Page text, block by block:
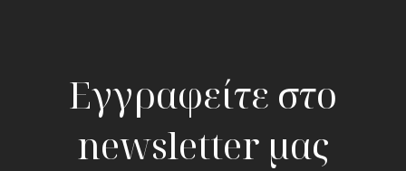
Εγγραφείτε στο
newsletter μας